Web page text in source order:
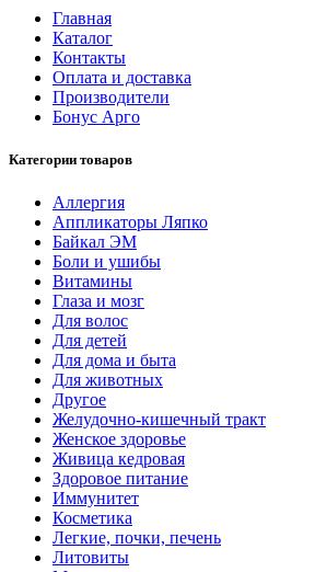
Главная
Каталог
Контакты
Оплата и доставка
Производители
Бонус Арго
Категории товаров
Аллергия
Аппликаторы Ляпко
Байкал ЭМ
Боли и ушибы
Витамины
Глаза и мозг
Для волос
Для детей
Для дома и быта
Для животных
Другое
Желудочно-кишечный тракт
Женское здоровье
Живица кедровая
Здоровое питание
Иммунитет
Косметика
Легкие, почки, печень
Литовиты